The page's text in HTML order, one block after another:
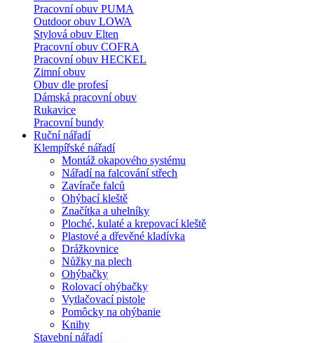
Pracovní obuv PUMA
Outdoor obuv LOWA
Stylová obuv Elten
Pracovní obuv COFRA
Pracovní obuv HECKEL
Zimní obuv
Obuv dle profesí
Dámská pracovní obuv
Rukavice
Pracovní bundy
Ruční nářadí
Klempířské nářadí
Montáž okapového systému
Nářadí na falcování střech
Zavírače falců
Ohýbací kleště
Značítka a uhelníky
Ploché, kulaté a krepovací kleště
Plastové a dřevěné kladívka
Drážkovnice
Nůžky na plech
Ohýbačky
Rolovací ohýbačky
Vytlačovací pistole
Pomôcky na ohýbanie
Knihy
Stavební nářadí